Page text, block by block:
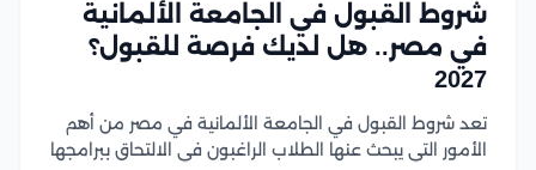
شروط القبول في الجامعة الألمانية
في مصر.. هل لديك فرصة للقبول؟
2027
تعد شروط القبول في الجامعة الألمانية في مصر من أهم
الأمور التي يبحث عنها الطلاب الراغبون في الالتحاق ببرامجها